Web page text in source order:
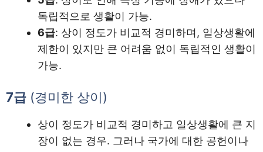
독립적으로 생활이 가능.
6급: 상이 정도가 비교적 경미하며, 일상생활에
제한이 있지만 큰 어려움 없이 독립적인 생활이
가능.
7급 (경미한 상이)
상이 정도가 비교적 경미하고 일상생활에 큰 지
장이 없는 경우. 그러나 국가에 대한 공헌이나